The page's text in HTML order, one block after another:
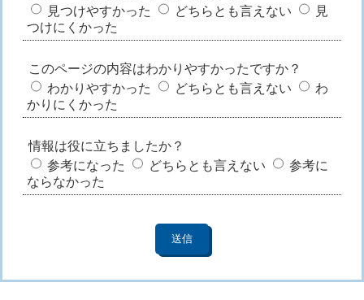
見つけやすかった
どちらとも言えない
見
つけにくかった
このページの内容はわかりやすかったですか？
わかりやすかった
どちらとも言えない
わ
かりにくかった
情報は役に立ちましたか？
参考になった
どちらとも言えない
参考に
ならなかった